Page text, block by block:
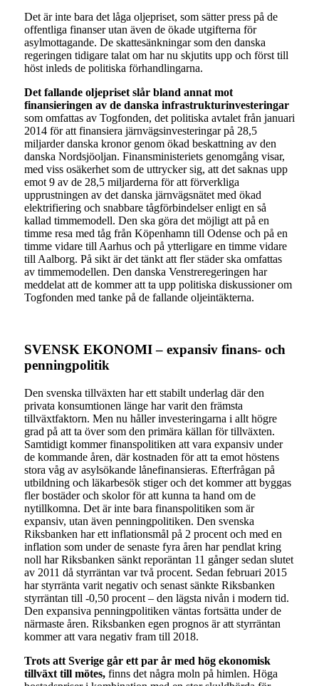
Det är inte bara det låga oljepriset, som sätter press på de
offentliga finanser utan även de ökade utgifterna för
asylmottagande. De skattesänkningar som den danska
regeringen tidigare talat om har nu skjutits upp och först till
höst inleds de politiska förhandlingarna.
Det fallande oljepriset slår bland annat mot
finansieringen av de danska infrastrukturinvesteringar
som omfattas av Togfonden, det politiska avtalet från januari
2014 för att finansiera järnvägsinvesteringar på 28,5
miljarder danska kronor genom ökad beskattning av den
danska Nordsjöoljan. Finansministeriets genomgång visar,
med viss osäkerhet som de uttrycker sig, att det saknas upp
emot 9 av de 28,5 miljarderna för att förverkliga
upprustningen av det danska järnvägsnätet med ökad
elektrifiering och snabbare tågförbindelser enligt en så
kallad timmemodell. Den ska göra det möjligt att på en
timme resa med tåg från Köpenhamn till Odense och på en
timme vidare till Aarhus och på ytterligare en timme vidare
till Aalborg. På sikt är det tänkt att fler städer ska omfattas
av timmemodellen. Den danska Venstreregeringen har
meddelat att de kommer att ta upp politiska diskussioner om
Togfonden med tanke på de fallande oljeintäkterna.
SVENSK EKONOMI – expansiv finans- och
penningpolitik
Den svenska tillväxten har ett stabilt underlag där den
privata konsumtionen länge har varit den främsta
tillväxtfaktorn. Men nu håller investeringarna i allt högre
grad på att ta över som den primära källan för tillväxten.
Samtidigt kommer finanspolitiken att vara expansiv under
de kommande åren, där kostnaden för att ta emot höstens
stora våg av asylsökande lånefinansieras. Efterfrågan på
utbildning och läkarbesök stiger och det kommer att byggas
fler bostäder och skolor för att kunna ta hand om de
nytillkomna. Det är inte bara finanspolitiken som är
expansiv, utan även penningpolitiken. Den svenska
Riksbanken har ett inflationsmål på 2 procent och med en
inflation som under de senaste fyra åren har pendlat kring
noll har Riksbanken sänkt reporäntan 11 gånger sedan slutet
av 2011 då styrräntan var två procent. Sedan februari 2015
har styrränta varit negativ och senast sänkte Riksbanken
styrräntan till -0,50 procent – den lägsta nivån i modern tid.
Den expansiva penningpolitiken väntas fortsätta under de
närmaste åren. Riksbanken egen prognos är att styrräntan
kommer att vara negativ fram till 2018.
Trots att Sverige går ett par år med hög ekonomisk
tillväxt till mötes,finns det några moln på himlen. Höga